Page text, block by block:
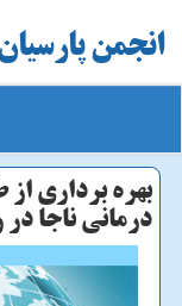
انجمن
بهره برداری
درمانی ناجا در